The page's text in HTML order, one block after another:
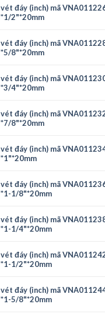
VNA0112268 1/2"*1/
đáy (inch) mã
2"*20mm
VNA0112288 1/2"*5/
đáy (inch) mã
8"*20mm
VNA0112308 1/2"*3/
đáy (inch) mã
4"*20mm
VNA0112328 1/2"*7/
đáy (inch) mã
8"*20mm
VNA0112348 1/
đáy (inch) mã
VNA0112368 1/2"*1-1/
đáy (inch) mã
1/8"*20mm
VNA0112388 1/2"*1-1/
đáy (inch) mã
1/4"*20mm
VNA0112428 1/2"*1-1/
đáy (inch) mã
1/2"*20mm
VNA0112448 1/2"*1-5/
đáy (inch) mã
5/8"*20mm